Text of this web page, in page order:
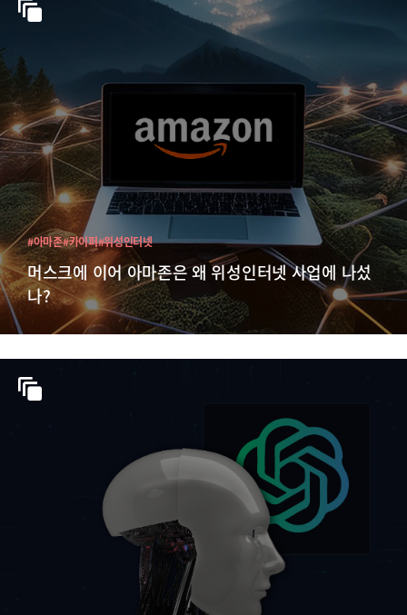
머스크에 이어 아마존은 왜 위성인터넷 사업에 나섰
나?
#아마존#카이퍼#위성인터넷